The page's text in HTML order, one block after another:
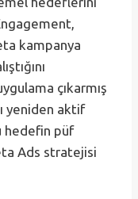
kampanya
çıkarmış
yeniden aktif
hedefin püf
Ads stratejisi